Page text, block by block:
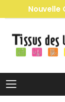
Nouvelle
Toggle